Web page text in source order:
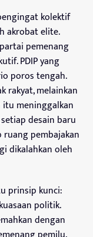
kolektif
akrobat elite.
pemenang
PDIP yang
poros tengah.
rakyat, melainkan
itu meninggalkan
desain baru
pembajakan
dikalahkan oleh
prinsip kunci:
politik.
dengan